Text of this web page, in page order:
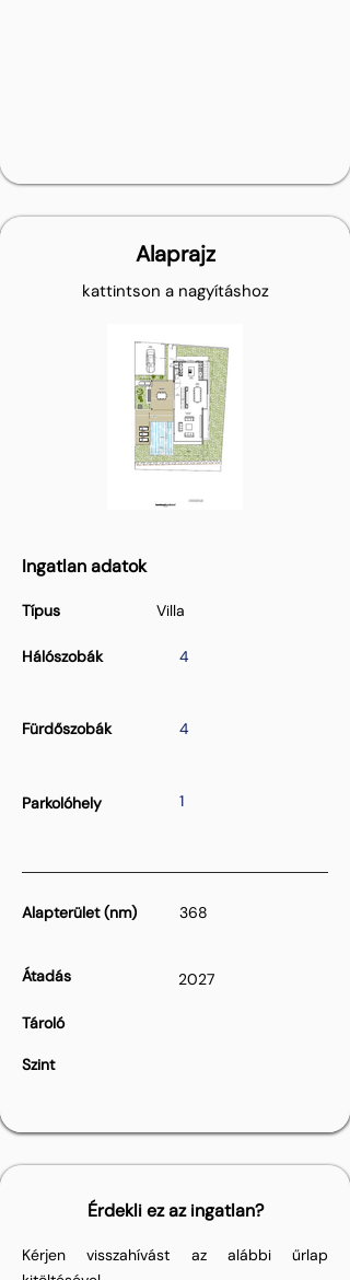
Alaprajz
kattintson a nagyításhoz
Ingatlan adatok
Típus
Hálószobák
Villa
4
Fürdőszobák 4
Parkolóhely 1
Alapterület (nm) 368
Átadás 2027
Tároló
Szint
Érdekli ez az ingatlan?
Kérjen visszahívást az alábbi űrlap